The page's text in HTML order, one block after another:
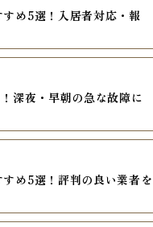
め5選！入居者対応・報
深夜・早朝の急な故障に
め5選！評判の良い業者を